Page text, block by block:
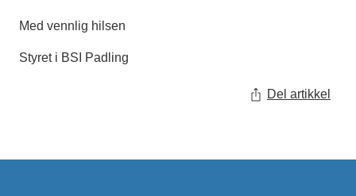
Med vennlig hilsen
Styret i BSI Padling
Del artikkel